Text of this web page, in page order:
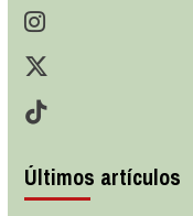
Últimos artículos